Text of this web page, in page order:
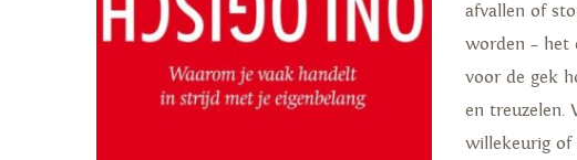
afvallen of
worden – het
voor de gek
en treuzelen.
willekeurig of